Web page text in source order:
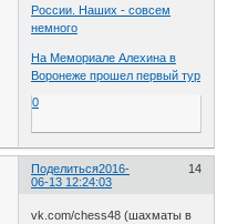
России. Наших - совсем
немного
На Мемориале Алехина в
Воронеже прошел первый тур
0
Поделиться 14
2016-
06-13 12:24:03
vk.com/chess48 (шахматы в